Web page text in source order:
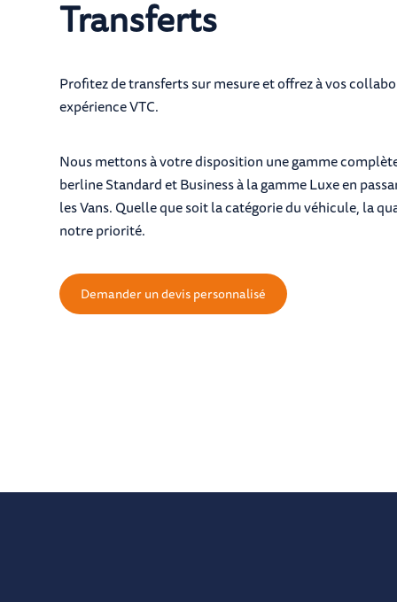
Transferts
Profitez de transferts sur mesure et offrez à vos
expérience VTC.
Nous mettons à votre disposition une gamme
berline Standard et Business à la gamme Luxe en
les Vans. Quelle que soit la catégorie du véhicule, la
notre priorité.
Demander un devis personnalisé